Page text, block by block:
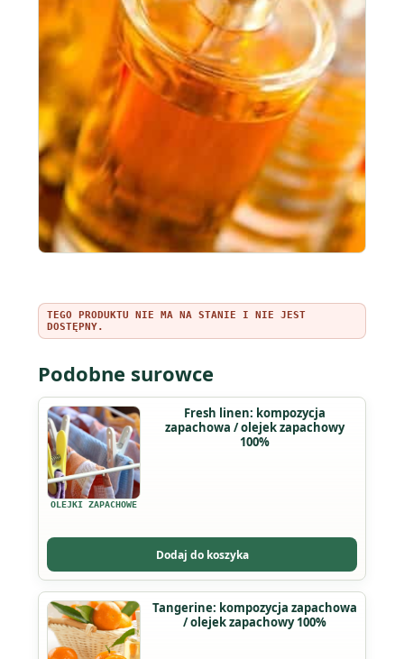
TEGO PRODUKTU NIE MA NA STANIE I NIE JEST
DOSTĘPNY.
Podobne surowce
OLEJKI ZAPACHOWE
Fresh linen: kompozycja
zapachowa / olejek zapachowy
100%
Dodaj do koszyka
Ten
produkt
ma
wiele
wariantów.
można
wybrać
na
stronie
produktu
Tangerine: kompozycja zapachowa
/ olejek zapachowy 100%
Ten
produkt
ma